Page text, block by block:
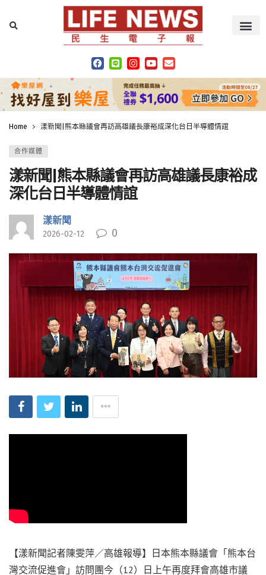
Home 漾新聞|熊本縣議會再訪高雄議長康裕成深化台日半導體情誼
合作媒體
漾新聞|熊本縣議會再訪高雄議長康裕成
深化台日半導體情誼
漾新聞
2026-02-12 0
【漾新聞記者陳雯萍／高雄報導】日本熊本縣議會「熊本台
灣交流促進會」訪問團今（12）日上午再度拜會高雄市議